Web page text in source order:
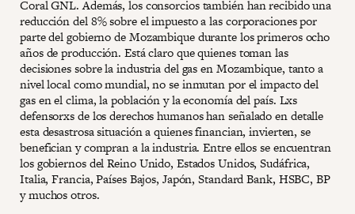
Coral GNL. Además, los consorcios también han recibido una
reducción del 8% sobre el impuesto a las corporaciones por
parte del gobierno de Mozambique durante los primeros ocho
años de producción. Está claro que quienes toman las
decisiones sobre la industria del gas en Mozambique, tanto a
nivel local como mundial, no se inmutan por el impacto del
gas en el clima, la población y la economía del país. Lxs
defensorxs de los derechos humanos han señalado en detalle
esta desastrosa situación a quienes financian, invierten, se
benefician y compran a la industria. Entre ellos se encuentran
los gobiernos del Reino Unido, Estados Unidos, Sudáfrica,
Italia, Francia, Países Bajos, Japón, Standard Bank, HSBC, BP
y muchos otros.